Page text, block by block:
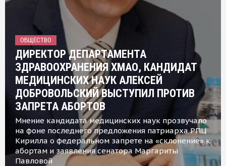
ОБЩЕСТВО
ДИРЕКТОР ДЕПАРТАМЕНТА
ЗДРАВООХРАНЕНИЯ ХМАО, КАНДИДАТ
МЕДИЦИНСКИХ НАУК АЛЕКСЕЙ
ДОБРОВОЛЬСКИЙ ВЫСТУПИЛ ПРОТИВ
ЗАПРЕТА АБОРТОВ
Мнение кандидата медицинских наук прозвучало
на фоне последнего предложения патриарха РПЦ
Кирилла о федеральном запрете на «склонение» к
абортам и заявления сенатора Маргариты
Павловой